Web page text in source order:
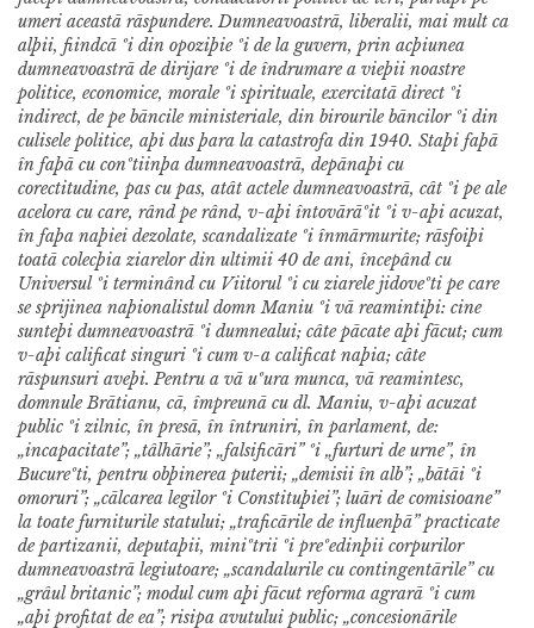
umeri aceastã rãspundere. Dumneavoastrã, liberalii, mai mult ca
alþii, fiindcã ºi din opoziþie ºi de la guvern, prin acþiunea
dumneavoastrã de dirijare ºi de îndrumare a vieþii noastre
politice, economice, morale ºi spirituale, exercitatã direct ºi
indirect, de pe bãncile ministeriale, din birourile bãncilor ºi din
culisele politice, aþi dus þara la catastrofa din 1940. Staþi faþã
în faþã cu conºtiinþa dumneavoastrã, depãnaþi cu
corectitudine, pas cu pas, atât actele dumneavoastrã, cât ºi pe ale
acelora cu care, rând pe rând, v-aþi întovãrãºit ºi v-aþi acuzat,
în faþa naþiei dezolate, scandalizate ºi înmãrmurite; rãsfoiþi
toatã colecþia ziarelor din ultimii 40 de ani, începând cu
Universul ºi terminând cu Viitorul ºi cu ziarele jidoveºti pe care
se sprijinea naþionalistul domn Maniu ºi vã reamintiþi: cine
sunteþi dumneavoastrã ºi dumnealui; câte pãcate aþi fãcut; cum
v-aþi calificat singuri ºi cum v-a calificat naþia; câte
rãspunsuri aveþi. Pentru a vã uºura munca, vã reamintesc,
domnule Brãtianu, cã, împreunã cu dl. Maniu, v-aþi acuzat
public ºi zilnic, în presã, în întruniri, în parlament, de:
„incapacitate”; „tâlhãrie”; „falsificãri” ºi „furturi de urne”, în
Bucureºti, pentru obþinerea puterii; „demisii în alb”; „bãtãi ºi
omoruri”; „cãlcarea legilor ºi Constituþiei”; luãri de comisioane”
la toate furniturile statului; „traficãrile de influenþã” practicate
de partizanii, deputaþii, miniºtrii ºi preºedinþii corpurilor
dumneavoastrã legiutoare; „scandalurile cu contingentãrile” cu
„grâul britanic”; modul cum aþi fãcut reforma agrarã ºi cum
„aþi profitat de ea”; risipa avutului public; „concesionãrile